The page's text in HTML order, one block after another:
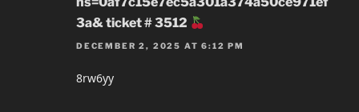
3a& ticket # 3512
DECEMBER 2, 2025 AT 6:12 PM
8rw6yy